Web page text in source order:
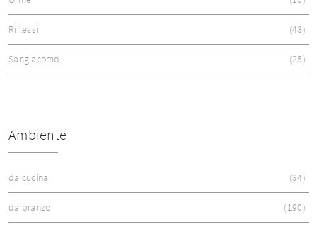
Riflessi 43
Sangiacomo 25
Ambiente
da cucina 34
da pranzo 190